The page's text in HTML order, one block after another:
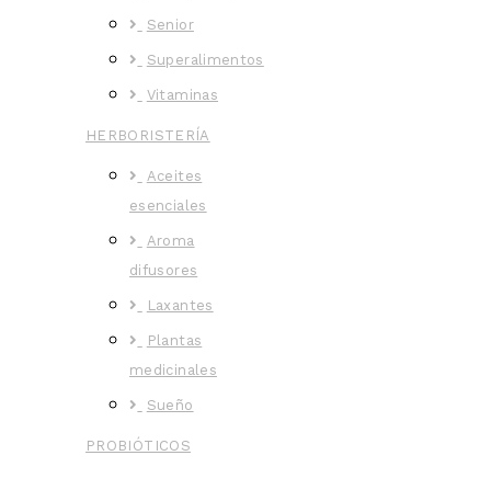
Senior
Superalimentos
Vitaminas
HERBORISTERÍA
Aceites
esenciales
Aroma
difusores
Laxantes
Plantas
medicinales
Sueño
PROBIÓTICOS